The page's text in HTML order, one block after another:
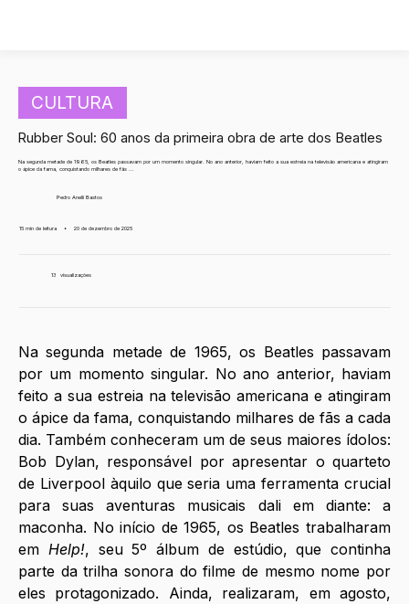
CULTURA
Rubber Soul: 60 anos da primeira obra de arte dos Beatles
Na segunda metade de 1965, os Beatles passavam por um momento singular. No ano anterior, haviam feito a sua estreia na televisão americana e atingiram
o ápice da fama, conquistando milhares de fãs ...
Pedro Anelli Bastos
15 min de leitura • 20 de dezembro de 2025
13 visualizações
Na segunda metade de 1965, os Beatles passavam
por um momento singular. No ano anterior, haviam
feito a sua estreia na televisão americana e atingiram
o ápice da fama, conquistando milhares de fãs a cada
dia. Também conheceram um de seus maiores ídolos:
Bob Dylan, responsável por apresentar o quarteto
de Liverpool àquilo que seria uma ferramenta crucial
para suas aventuras musicais dali em diante: a
maconha. No início de 1965, os Beatles trabalharam
em Help!, seu 5º álbum de estúdio, que continha
parte da trilha sonora do filme de mesmo nome por
eles protagonizado. Ainda, realizaram, em agosto,